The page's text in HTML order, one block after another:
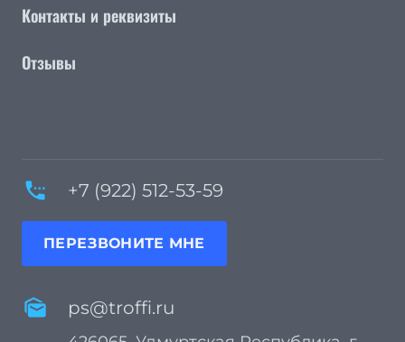
Контакты и реквизиты
Отзывы
settings_phone +7 (922) 512-53-59
ПЕРЕЗВОНИТЕ МНЕ
mark_as_unread ps@troffi.ru